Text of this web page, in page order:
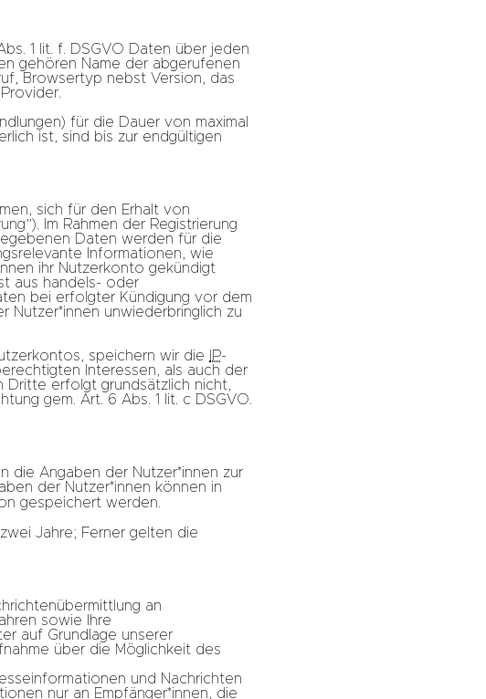
1 lit. f. DSGVO Daten über jeden
gehören Name der abgerufenen
Browsertyp nebst Version, das
für die Dauer von maximal
ist, sind bis zur endgültigen
sich für den Erhalt von
Im Rahmen der Registrierung
Daten werden für die
Informationen, wie
ihr Nutzerkonto gekündigt
aus handels- oder
bei erfolgter Kündigung vor dem
Nutzer*innen unwiederbringlich zu
speichern wir die
IP-
Interessen, als auch der
Dritte erfolgt grundsätzlich nicht,
gem. Art. 6 Abs. 1 lit. c DSGVO.
die Angaben der Nutzer*innen zur
der Nutzer*innen können in
gespeichert werden.
Jahre; Ferner gelten die
an
sowie Ihre
auf Grundlage unserer
über die Möglichkeit des
und Nachrichten
nur an Empfänger*innen, die